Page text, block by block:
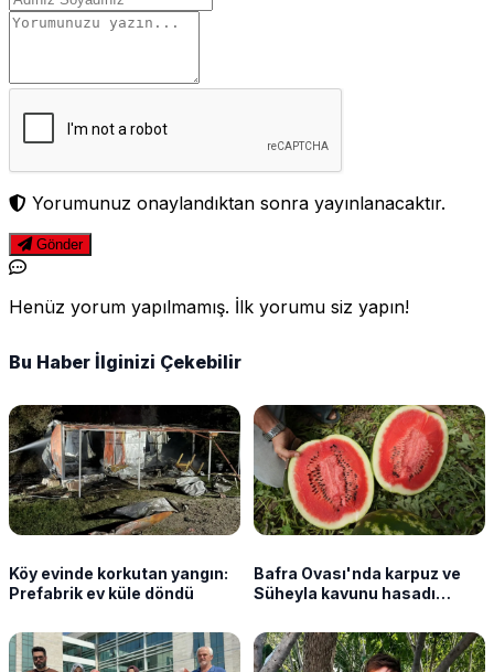
Yorumunuz onaylandıktan sonra yayınlanacaktır.
Gönder
Henüz yorum yapılmamış. İlk yorumu siz yapın!
Bu Haber İlginizi Çekebilir
Köy evinde korkutan yangın:
Prefabrik ev küle döndü
Bafra Ovası'nda karpuz ve
Süheyla kavunu hasadı